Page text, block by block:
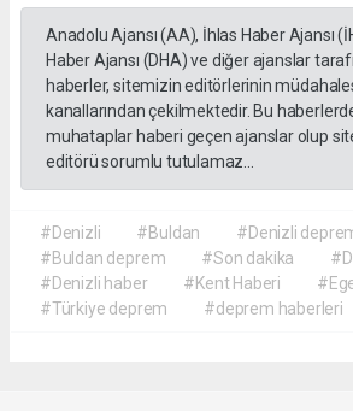
Anadolu Ajansı (AA), İhlas Haber Ajansı
Haber Ajansı (DHA) ve diğer ajanslar
haberler, sitemizin editörlerinin
kanallarından çekilmektedir. Bu
muhataplar haberi geçen ajanslar olup
editörü sorumlu tutulamaz...
#Denizli #Buldan
#Denizli
#Buldan deprem
#Son dakika
#Denizli haber
#Kent Haberi
#Türkiye deprem
#deprem haberleri